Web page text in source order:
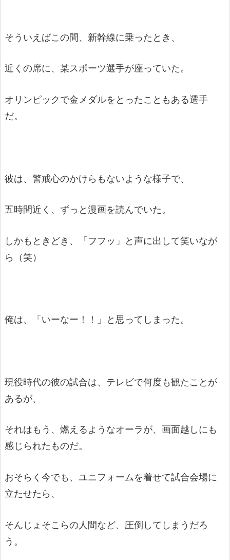
そういえばこの間、新幹線に乗ったとき、
近くの席に、某スポーツ選手が座っていた。
オリンピックで金メダルをとったこともある選手
だ。
彼は、警戒心のかけらもないような様子で、
五時間近く、ずっと漫画を読んでいた。
しかもときどき、「フフッ」と声に出して笑いなが
ら（笑）
俺は、「いーなー！！」と思ってしまった。
現役時代の彼の試合は、テレビで何度も観たことが
あるが、
それはもう、燃えるようなオーラが、画面越しにも
感じられたものだ。
おそらく今でも、ユニフォームを着せて試合会場に
立たせたら、
そんじょそこらの人間など、圧倒してしまうだろ
う。